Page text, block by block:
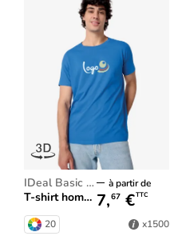
iDeal Basic Brand
T-shirt homme iDeal150
à partir de
7,67 €TTC
20 x1500